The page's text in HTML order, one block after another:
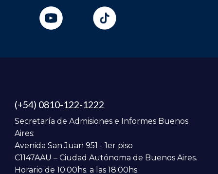
(+54) 0810-122-1222
Secretaría de Admisiones e Informes Buenos
Aires:
Avenida San Juan 951 - 1er piso
C1147AAU – Ciudad Autónoma de Buenos Aires.
Horario de 10:00hs. a las 18:00hs.